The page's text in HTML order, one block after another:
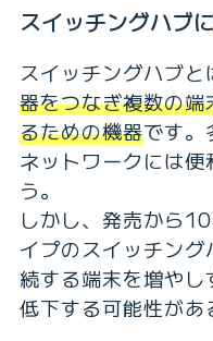
スイッチングハブ
スイッチングハブと
器をつなぎ複数の
るための機器です。
ネットワークには
う。
しかし、発売から
イプのスイッチン
続する端末を増や
低下する可能性があ